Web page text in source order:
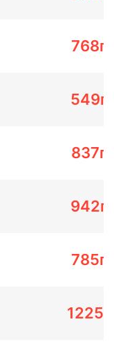
768
549
837
942
785
1225